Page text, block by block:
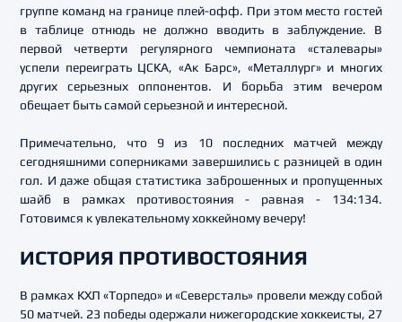
группе команд на границе плей-офф. При этом место гостей
в таблице отнюдь не должно вводить в заблуждение. В
первой четверти регулярного чемпионата «сталевары»
успели переиграть ЦСКА, «Ак Барс», «Металлург» и многих
других серьезных оппонентов. И борьба этим вечером
обещает быть самой серьезной и интересной.
Примечательно, что 9 из 10 последних матчей между
сегодняшними соперниками завершились с разницей в один
гол. И даже общая статистика заброшенных и пропущенных
шайб в рамках противостояния - равная - 134:134.
Готовимся к увлекательному хоккейному вечеру!
ИСТОРИЯ ПРОТИВОСТОЯНИЯ
В рамках КХЛ «Торпедо» и «Северсталь» провели между собой
50 матчей. 23 победы одержали нижегородские хоккеисты, 27